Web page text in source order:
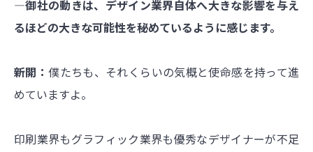
―御社の動きは、デザイン業界自体へ大きな影響を与え
るほどの大きな可能性を秘めているように感じます。
新開：僕たちも、それくらいの気概と使命感を持って進
めていますよ。
印刷業界もグラフィック業界も優秀なデザイナーが不足